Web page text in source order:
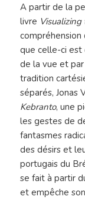
A partir de la
livre
que celle-ci
de la vue et
tradition
séparés, Jonas
Kebranto, une
les gestes de
fantasmes
des désirs et
portugais du
se fait à partir
et empêche